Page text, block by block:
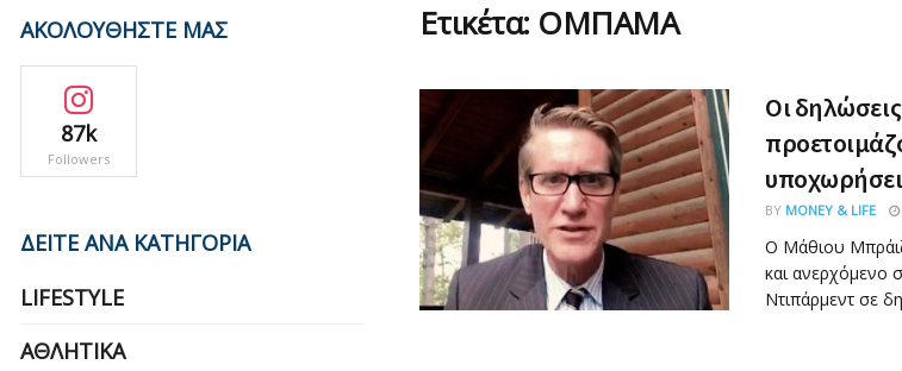
Ετικέτα: ΟΜΠΑΜΑ
Οι
BY MONEY & LIFE
Ο Μάθιου
και ανερχόμενο
Ντιπάρμεντ σε
ΑΚΟΛΟΥΘΗΣΤΕ ΜΑΣ
87k
Followers
ΔΕΙΤΕ ΑΝΑ ΚΑΤΗΓΟΡΙΑ
LIFESTYLE
ΑΘΛΗΤΙΚΆ